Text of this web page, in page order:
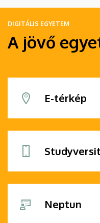
DIGITÁLIS EGYETEM
A jövő
E-térkép
Neptun